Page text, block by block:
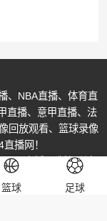
篮球 足球
、NBA直播、体育直
直播、意甲直播、法
回放观看、篮球录像
播网！
24直播网 版权所有